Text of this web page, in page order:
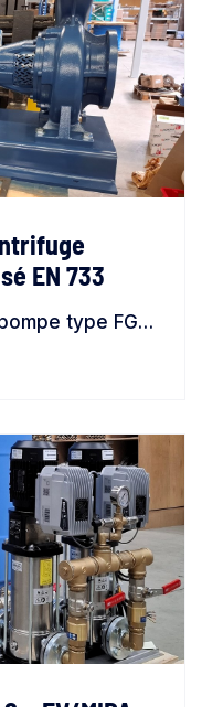
EN 733
Groupe motopompe avec pompe type FG 100/200B de marque PEDROLLO et un moteur 37kW triphasé 400/690V